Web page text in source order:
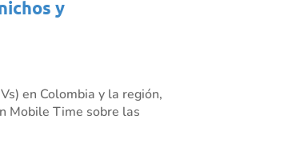
y
en Colombia y la región,
Mobile Time sobre las